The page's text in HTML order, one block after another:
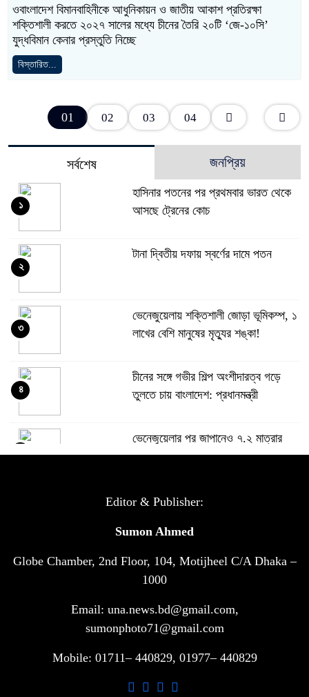
ওবাংলাদেশ বিমানবাহিনীকে আধুনিকায়ন ও জাতীয় আকাশ প্রতিরক্ষা
শক্তিশালী করতে ২০২৭ সালের মধ্যে চীনের তৈরি ২০টি ‘জে-১০সি’
যুদ্ধবিমান কেনার প্রস্তুতি নিচ্ছে
বিস্তারিত...
01 02 03 04
সর্বশেষ জনপ্রিয়
হাসিনার পতনের পর প্রথমবার ভারত থেকে
আসছে ট্রেনের কোচ
১
টানা দ্বিতীয় দফায় স্বর্ণের দামে পতন
২
ভেনেজুয়েলায় শক্তিশালী জোড়া ভূমিকম্প, ১
লাখের বেশি মানুষের মৃত্যুর শঙ্কা!
৩
চীনের সঙ্গে গভীর শিল্প অংশীদারত্ব গড়ে
তুলতে চায় বাংলাদেশ: প্রধানমন্ত্রী
৪
ভেনেজুয়েলার পর জাপানেও ৭.২ মাত্রার
শক্তিশালী ভূমিকম্প
টানা ৩ ম্যাচে গোল ভিনির, ইতিহাস বলছে
সরকারি ৩শ কেজি বই বিক্রির অভিযোগ
মাদ্রাসা সুপারের বিরুদ্ধে
গাড়ি বিক্রির পর মালিকানা পরিবর্তনে কঠোর
আ.লীগ ও বিএনপির বিরুদ্ধে সমানভাবে
Editor & Publisher:
Sumon Ahmed
Globe Chamber, 2nd Floor, 104, Motijheel C/A Dhaka –
1000
Email: una.news.bd@gmail.com,
sumonphoto71@gmail.com
Mobile: 01711– 440829, 01977– 440829